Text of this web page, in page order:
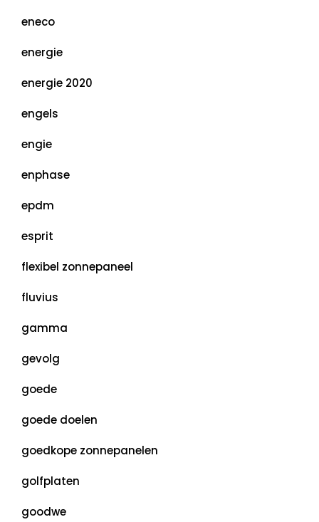
eneco
energie
energie 2020
engels
engie
enphase
epdm
esprit
flexibel zonnepaneel
fluvius
gamma
gevolg
goede
goede doelen
goedkope zonnepanelen
golfplaten
goodwe